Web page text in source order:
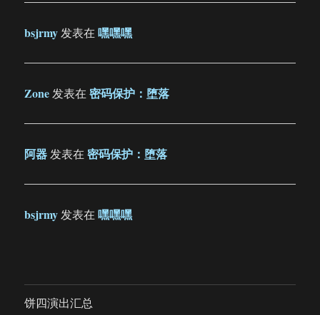
bsjrmy 发表在嘿嘿嘿
Zone 发表在密码保护：堕落
阿器 发表在密码保护：堕落
bsjrmy 发表在嘿嘿嘿
饼四演出汇总